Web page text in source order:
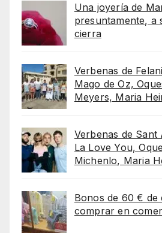
Una joyería de
presuntamente, a
cierra
Verbenas de
Mago de Oz,
Meyers, Maria
Verbenas de Sant
La Love You,
Michenlo, Maria
Bonos de 60 € de
comprar en